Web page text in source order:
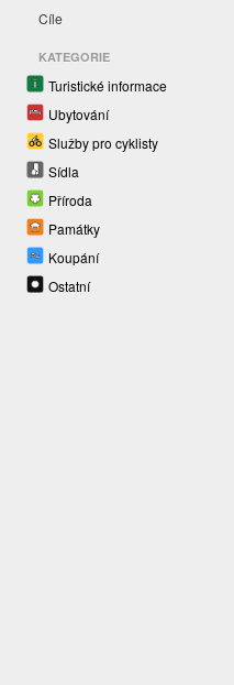
Cíle
KATEGORIE
Turistické informace
Ubytování
Služby pro cyklisty
Sídla
Příroda
Památky
Koupání
Ostatní